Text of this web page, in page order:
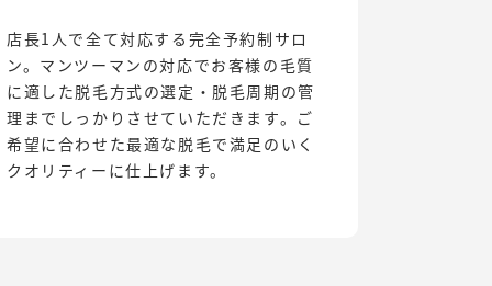
店長1人で全て対応する完全予約制サロ
ン。マンツーマンの対応でお客様の毛質
に適した脱毛方式の選定・脱毛周期の管
理までしっかりさせていただきます。ご
希望に合わせた最適な脱毛で満足のいく
クオリティーに仕上げます。